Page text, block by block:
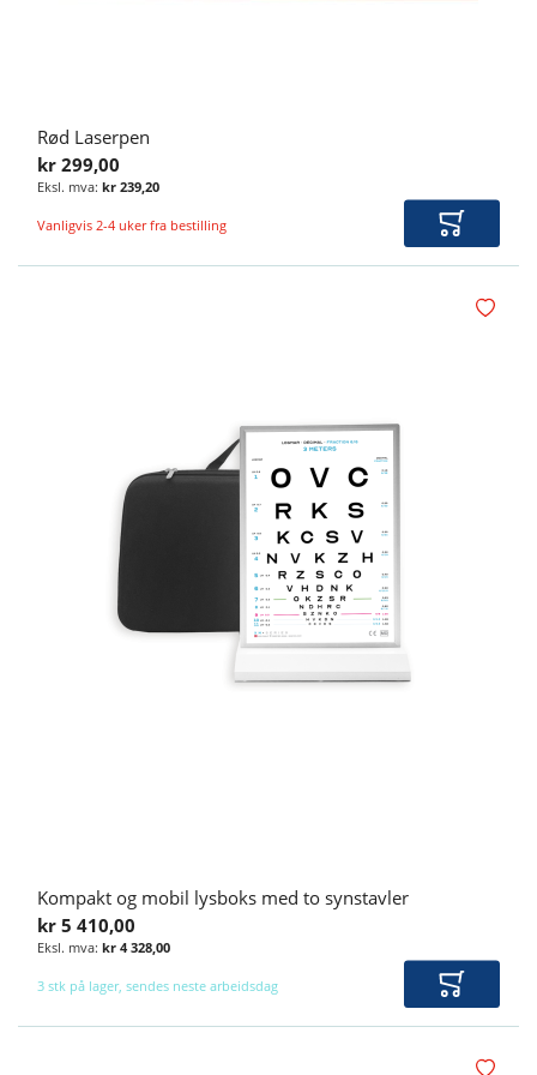
Rød Laserpen
kr 299,00
kr 239,20
Vanligvis 2-4 uker fra bestilling Legg i
Kompakt og mobil lysboks med to synstavler
kr 5 410,00
kr 4 328,00
3 stk på lager, sendes neste arbeidsdag Legg i
Legg i